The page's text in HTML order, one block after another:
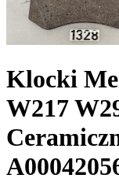
Klocki
W217